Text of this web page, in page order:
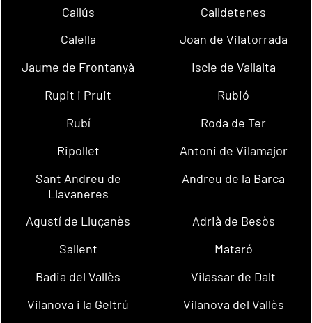
Callús
Calldetenes
Calella
Joan de Vilatorrada
Jaume de Frontanyà
Iscle de Vallalta
Rupit i Pruit
Rubió
Rubí
Roda de Ter
Ripollet
Antoni de Vilamajor
Sant Andreu de
Llavaneres
Andreu de la Barca
Agustí de Lluçanès
Adrià de Besòs
Sallent
Mataró
Badia del Vallès
Vilassar de Dalt
Vilanova i la Geltrú
Vilanova del Vallès